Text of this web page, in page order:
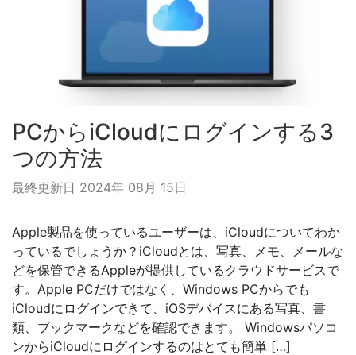
PCからiCloudにログインする3
つの方法
最終更新日 2024年 08月 15日
Apple製品を使っているユーザーは、iCloudについてわか
っているでしょうか？iCloudとは、写真、メモ、メールな
どを保管できるAppleが提供しているクラウドサービスで
す。Apple PCだけではなく、Windows PCからでも
iCloudにログインできて、iOSデバイスにある写真、書
類、ブックマークなどを確認できます。 Windowsパソコ
ンからiCloudにログインするのはとても簡単 […]